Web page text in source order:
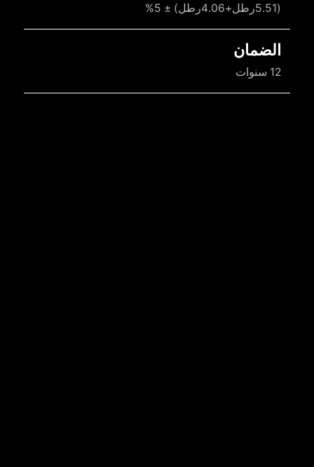
(5.51رطل+4.06رطل) ± 5%
الضمان
12 سنوات